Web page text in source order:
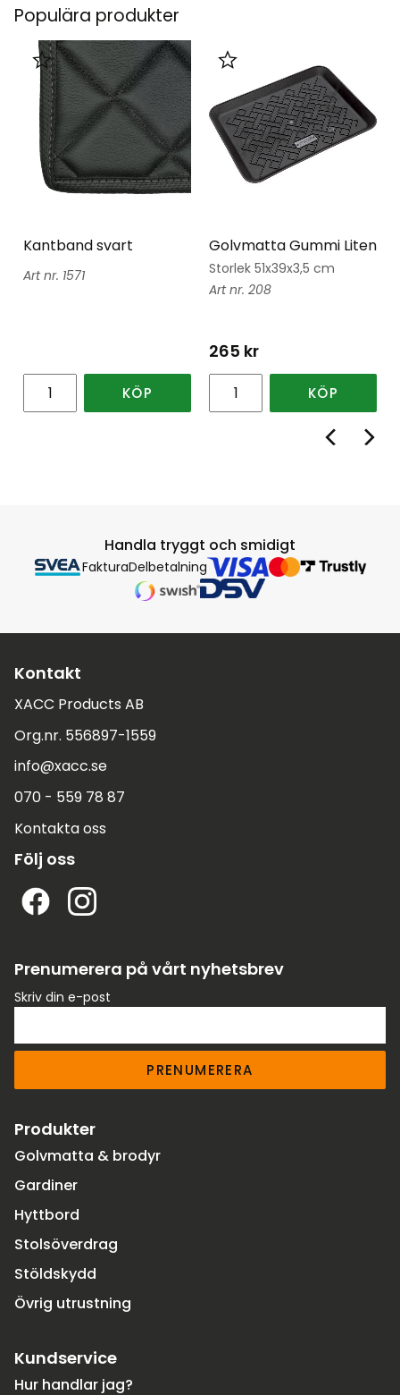
Populära produkter
Kantband svart
1571
Lägg till i favoriter
KÖP
Golvmatta Gummi Liten
Storlek 51x39x3,5 cm
208
265 kr
Lägg till i favoriter
KÖP
Handla tryggt och smidigt
FakturaDelbetalning
Kontakt
XACC Products AB
Org.nr. 556897-1559
info@xacc.se
070 - 559 78 87
Kontakta oss
Följ oss
Prenumerera på vårt nyhetsbrev
Skriv din e-post
PRENUMERERA
Produkter
Golvmatta & brodyr
Gardiner
Hyttbord
Stolsöverdrag
Stöldskydd
Övrig utrustning
Kundservice
Hur handlar jag?